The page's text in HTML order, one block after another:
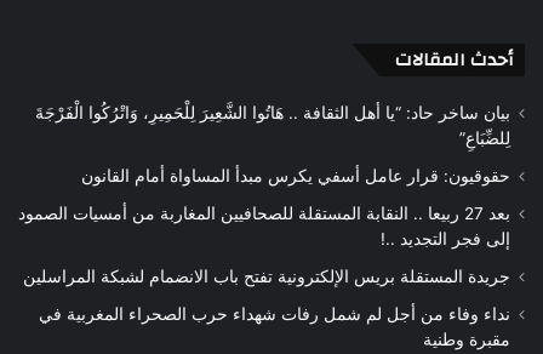
أحدث المقالات
بيان ساخر حاد: “يا أهل الثقافة .. هَاتُوا الشَّعِيرَ لِلْحَمِيرِ، وَاتْرُكُوا الْفَرْجَةَ
لِلضِّبَاعِ”
حقوقيون: قرار عامل أسفي يكرس مبدأ المساواة أمام القانون
بعد 27 ربيعا .. النقابة المستقلة للصحافيين المغاربة من أمسيات الصمود
إلى فجر التجديد ..!
جريدة المستقلة بريس الإلكترونية تفتح باب الانضمام لشبكة المراسلين
نداء وفاء من أجل لم شمل رفات شهداء حرب الصحراء المغربية في
مقبرة وطنية